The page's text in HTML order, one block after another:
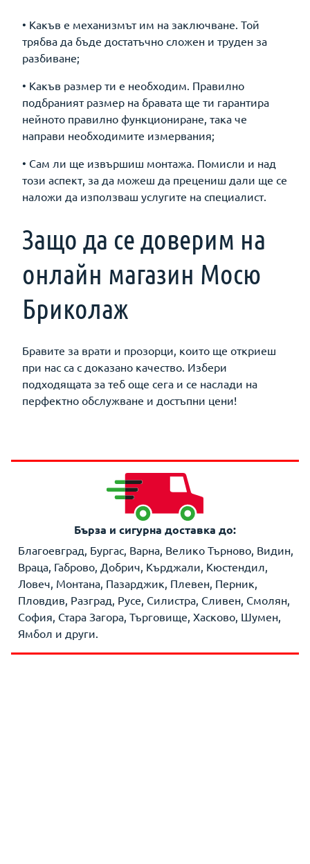
• Какъв е механизмът им на заключване. Той
трябва да бъде достатъчно сложен и труден за
разбиване;
• Какъв размер ти е необходим. Правилно
подбраният размер на бравата ще ти гарантира
нейното правилно функциониране, така че
направи необходимите измервания;
• Сам ли ще извършиш монтажа. Помисли и над
този аспект, за да можеш да прецениш дали ще се
наложи да използваш услугите на специалист.
Защо да се доверим на
онлайн магазин Мосю
Бриколаж
Бравите за врати и прозорци, които ще откриеш
при нас са с доказано качество. Избери
подходящата за теб още сега и се наслади на
перфектно обслужване и достъпни цени!
Бърза и сигурна доставка до:
Благоевград, Бургас, Варна, Велико Търново, Видин,
Враца, Габрово, Добрич, Кърджали, Кюстендил,
Ловеч, Монтана, Пазарджик, Плевен, Перник,
Пловдив, Разград, Русе, Силистра, Сливен, Смолян,
София, Стара Загора, Търговище, Хасково, Шумен,
Ямбол и други.